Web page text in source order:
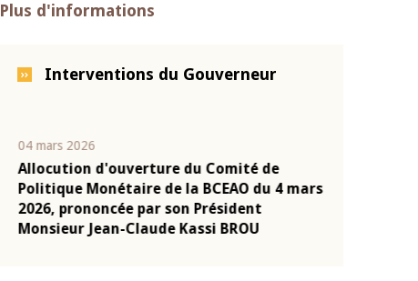
Plus d'informations
Interventions du Gouverneur
04 mars 2026
Allocution d'ouverture du Comité de
Politique Monétaire de la BCEAO du 4 mars
2026, prononcée par son Président
Monsieur Jean-Claude Kassi BROU